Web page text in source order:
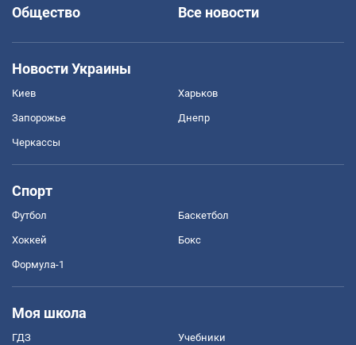
Общество
Все новости
Новости Украины
Киев Харьков
Запорожье Днепр
Черкассы
Спорт
Футбол Баскетбол
Хоккей Бокс
Формула-1
Моя школа
ГДЗ Учебники